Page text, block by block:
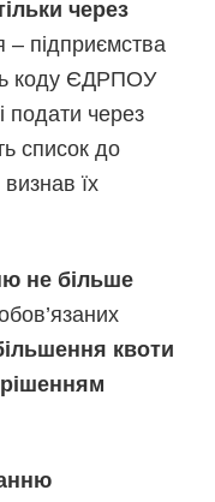
через
– підприємства
коду ЄДРПОУ
подати через
список до
їх
не більше
квоти